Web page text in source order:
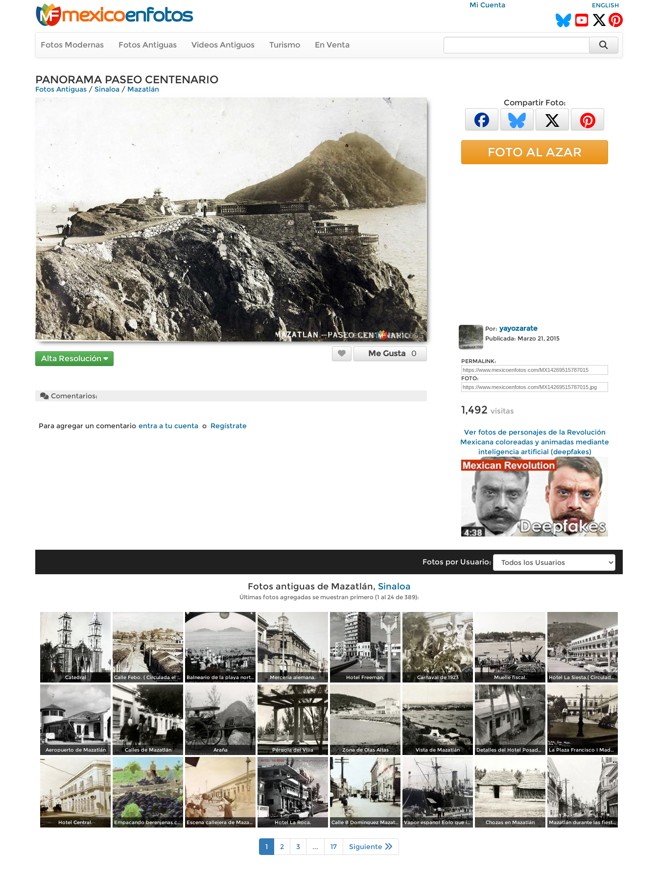
Mi Cuenta ENGLISH
Fotos Modernas Fotos Antiguas Videos Antiguos Turismo En Venta
PANORAMA PASEO CENTENARIO
Fotos Antiguas / Sinaloa / Mazatlán
Alta Resolución
Me Gusta 0
Comentarios:
Para agregar un comentario entra a tu cuenta o Regístrate
Compartir Foto:
FOTO AL AZAR
Por: yayozarate
Publicada: Marzo 21, 2015
PERMALINK:
FOTO:
1,492 visitas
Ver fotos de personajes de la Revolución
Mexicana coloreadas y animadas mediante
inteligencia artificial (deepfakes)
Fotos por Usuario:
Fotos antiguas de Mazatlán, Sinaloa
Últimas fotos agregadas se muestran primero (1 al 24 de 389):
Catedral Calle Febo. ( Circulada el 22 de Septiembre de 1934 ). Balneario de la playa norte. Merceria alemana. Hotel Freeman. Carnaval de 1923 Muelle fiscal. Hotel La Siesta.( Circulada el 30 de Octubre de 1956 ).
Aeropuerto de Mazatlán Calles de Mazatlán Araña Pérgola del Vijía Zona de Olas Altas Vista de Mazatlán Detalles del Hotel Posada Colonial La Plaza Francisco I Madero.
Hotel Central. Empacando berenjenas cerca de Mazatlan 1928 Escena callejera de Mazatlán, Sinaloa 1903. Hotel La Roca. Calle B Dominguez Mazatlán, Sinaloa ( Circulada el 25 de Abril de 1932 ). Vapor espanol Eolo que ignaguro las obras del puerto. Chozas en Mazatlán Mazatlán durante las fiestas del Centenario de la Independencia (1910)
1 2 3 ... 17 Siguiente